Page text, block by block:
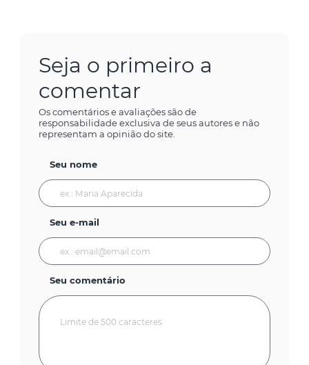
Seja o primeiro a
comentar
Os comentários e avaliações são de
responsabilidade exclusiva de seus autores e não
representam a opinião do site.
Seu nome
Seu e-mail
Seu comentário